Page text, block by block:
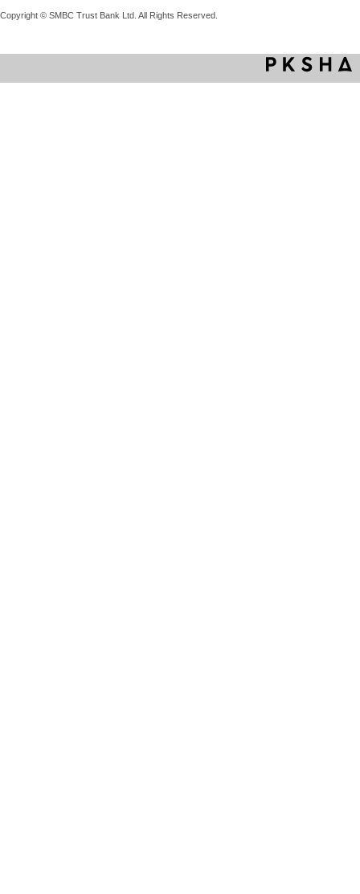
Copyright © SMBC Trust Bank Ltd. All Rights Reserved.